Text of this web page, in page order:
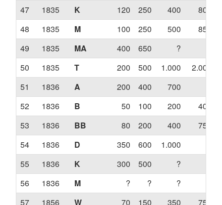
47 1835 K 120 250 400
800
48
1835 M 100 250 500
850
49
1835 MA 400 650 ?
50
1835 T 200 500 1.000
2.000
51
1836 A 200 400 700
52
1836 B 50 100 200
400
53
1836 BB 80 200 400
750
54
1836 D 350 600 1.000
55
1836 K 300 500 ?
56
1836 M ? ? ?
57
1856 W 70 150 350
750